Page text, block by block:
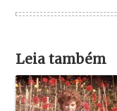
Leia também